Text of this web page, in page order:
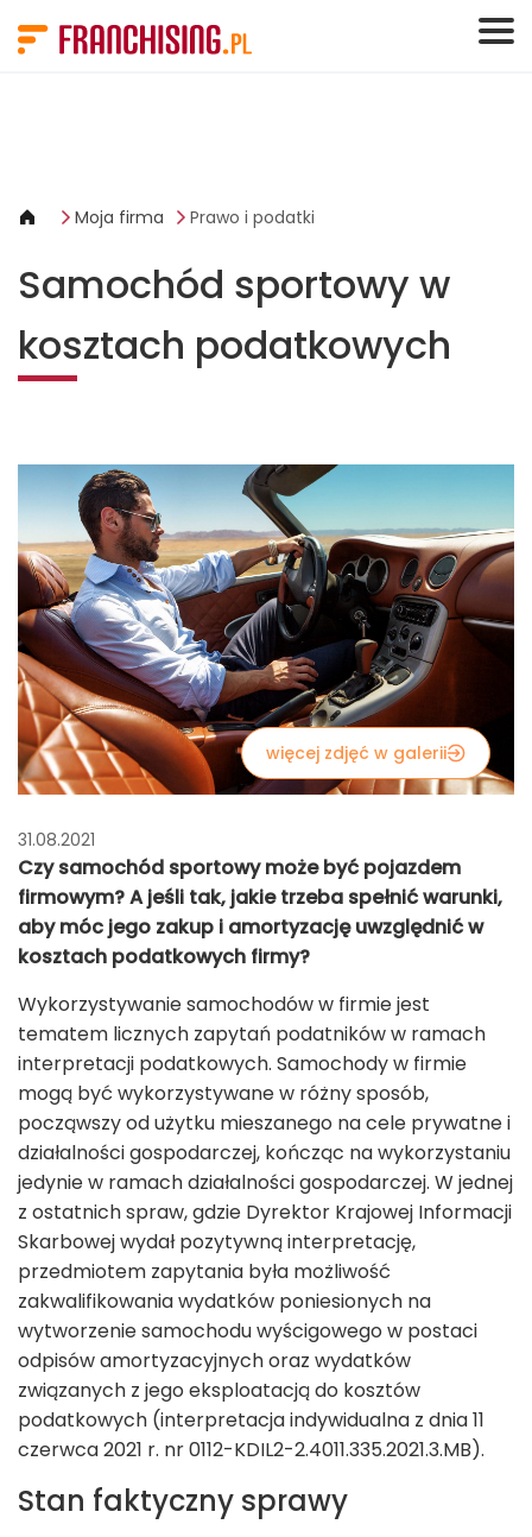
Moja firma Prawo i podatki
Samochód sportowy w
kosztach podatkowych
więcej zdjęć w galerii
31.08.2021
Czy samochód sportowy może być pojazdem
firmowym? A jeśli tak, jakie trzeba spełnić warunki,
aby móc jego zakup i amortyzację uwzględnić w
kosztach podatkowych firmy?
Wykorzystywanie samochodów w firmie jest
tematem licznych zapytań podatników w ramach
interpretacji podatkowych. Samochody w firmie
mogą być wykorzystywane w różny sposób,
począwszy od użytku mieszanego na cele prywatne i
działalności gospodarczej, kończąc na wykorzystaniu
jedynie w ramach działalności gospodarczej. W jednej
z ostatnich spraw, gdzie Dyrektor Krajowej Informacji
Skarbowej wydał pozytywną interpretację,
przedmiotem zapytania była możliwość
zakwalifikowania wydatków poniesionych na
wytworzenie samochodu wyścigowego w postaci
odpisów amortyzacyjnych oraz wydatków
związanych z jego eksploatacją do kosztów
podatkowych (interpretacja indywidualna z dnia 11
czerwca 2021 r. nr 0112-KDIL2-2.4011.335.2021.3.MB).
Stan faktyczny sprawy